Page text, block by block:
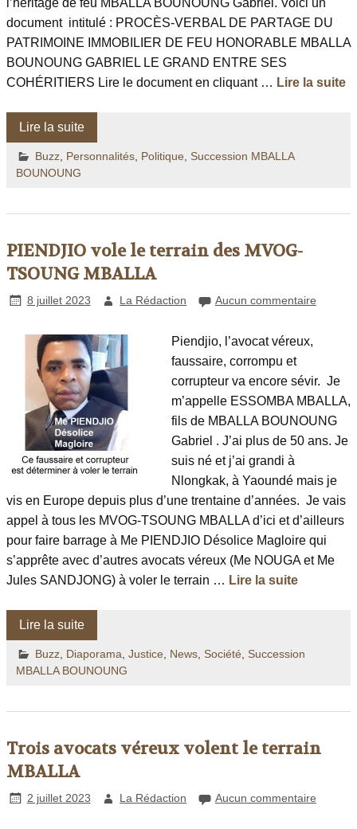
document intitulé : PROCÈS-VERBAL DE PARTAGE DU
PATRIMOINE IMMOBILIER DE FEU HONORABLE MBALLA
BOUNOUNG GABRIEL LE GRAND ENTRE SES
COHÉRITIERS Lire le document en cliquant … Lire la suite
Lire la suite
Buzz, Personnalités, Politique, Succession MBALLA
BOUNOUNG
PIENDJIO vole le terrain des MVOG-
TSOUNG MBALLA
8 juillet 2023 La Rédaction Aucun commentaire
Piendjio, l’avocat véreux,
faussaire, corrompu et
corrupteur va encore sévir. Je
m’appelle ESSOMBA MBALLA,
fils de MBALLA BOUNOUNG
Gabriel . J’ai plus de 50 ans. Je
suis né et j’ai grandi à
Nlongkak, à Yaoundé mais je
vis en Europe depuis plus d’une trentaine d’années. Je vais
appel à tous les MVOG-TSOUNG MBALLA d’ici et d’ailleurs
pour faire barrage à Me PIENDJIO Désolice Magloire qui
s’apprête avec d’autres avocats véreux (Me NOUGA et Me
Jules SANDJONG) à voler le terrain … Lire la suite
Lire la suite
Buzz, Diaporama Justice News, Société
Succession
MBALLA BOUNOUNG
Trois avocats véreux volent le terrain
MBALLA
2 juillet 2023 La Rédaction Aucun commentaire